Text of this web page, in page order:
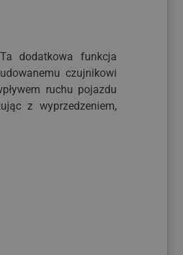
dodatkowa funkcja
czujnikowi
ruchu pojazdu
z wyprzedzeniem,